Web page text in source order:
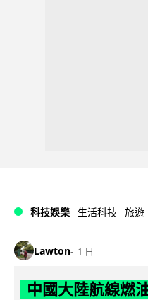
科技娛樂 生活科技 旅遊
Lawton 1 日
中國大陸航線燃